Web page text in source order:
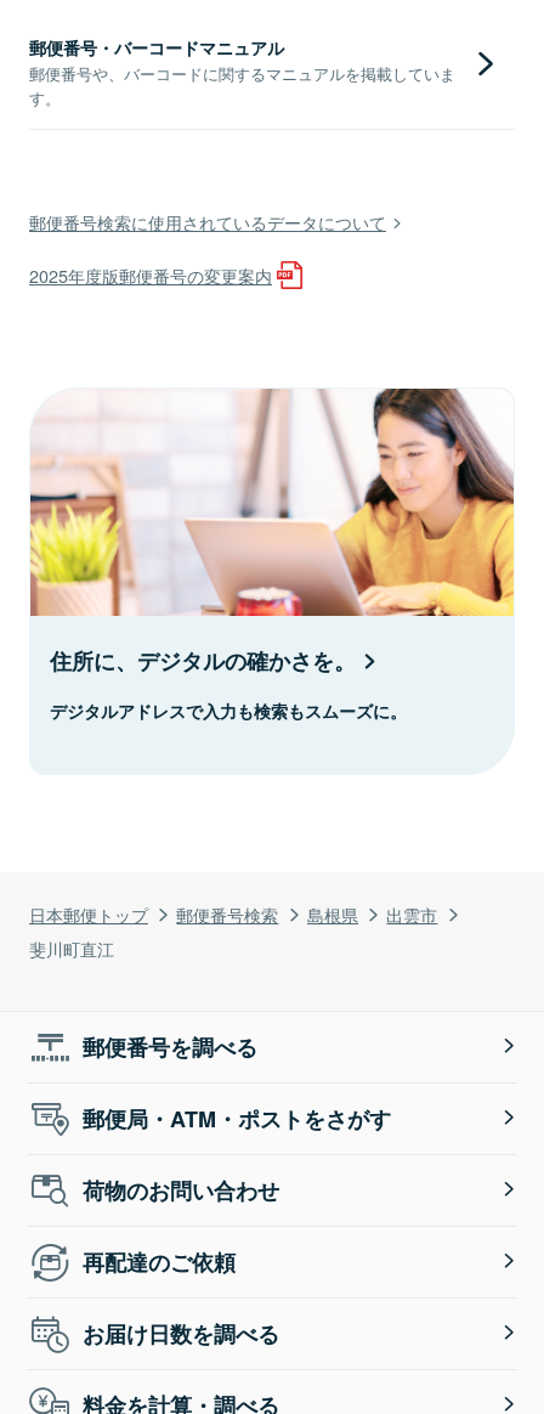
日本郵便トップ 郵便番号検索 島根県
出雲市
斐川町直江
郵便番号・バーコードマニュアル
郵便番号や、バーコードに関するマニュアルを掲載していま
す。
郵便番号検索に使用されているデータについて
2025年度版郵便番号の変更案内
住所に、デジタルの確かさを。
デジタルアドレスで入力も検索もスムーズに。
郵便番号を調べる
郵便局・ATM・ポストをさがす
荷物のお問い合わせ
再配達のご依頼
お届け日数を調べる
料金を計算・調べる